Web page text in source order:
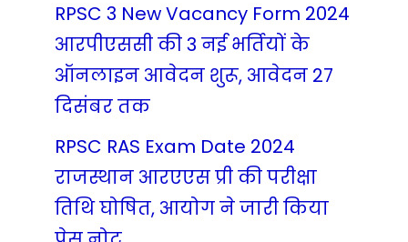
RPSC 3 New Vacancy Form 2024
आरपीएससी की 3 नई भर्तियों के
ऑनलाइन आवेदन शुरू, आवेदन 27
दिसंबर तक
RPSC RAS Exam Date 2024
राजस्थान आरएएस प्री की परीक्षा
तिथि घोषित, आयोग ने जारी किया